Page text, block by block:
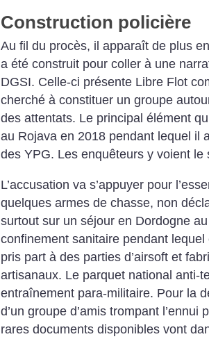
Construction policière
Au fil du procès, il apparaît de plus
a été construit pour coller à une
DGSI. Celle-ci présente Libre Flot
cherché à constituer un groupe
des attentats. Le principal élément
au Rojava en 2018 pendant lequel il
des YPG. Les enquêteurs y voient le
L’accusation va s’appuyer pour
quelques armes de chasse, non
surtout sur un séjour en Dordogne
confinement sanitaire pendant lequel
pris part à des parties d’airsoft et
artisanaux. Le parquet national anti-
entraînement para-militaire. Pour la
d’un groupe d’amis trompant
rares documents disponibles vont